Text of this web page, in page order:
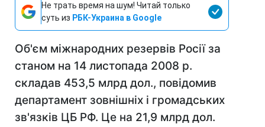
Не трать время на шум! Читай только
суть из РБК-Украина в Google
Об'єм міжнародних резервів Росії за
станом на 14 листопада 2008 р.
складав 453,5 млрд дол., повідомив
департамент зовнішніх і громадських
зв'язків ЦБ РФ. Це на 21,9 млрд дол.